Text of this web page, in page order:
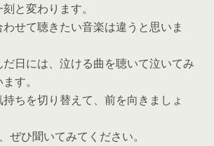
と変わります。
せて聴きたい音楽は違うと思いま
日には、泣ける曲を聴いて泣いてみ
す。
ちを切り替えて、前を向きましょ
ぜひ聞いてみてください。